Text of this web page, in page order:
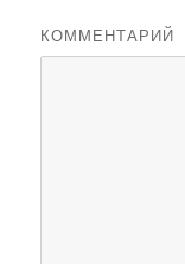
КОММЕНТАРИЙ